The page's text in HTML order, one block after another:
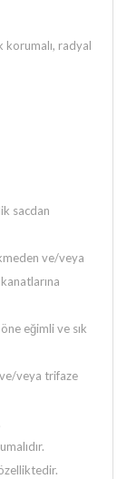
korumalı, radyal
sacdan
ve/veya
eğimli ve sık
veya trifaze